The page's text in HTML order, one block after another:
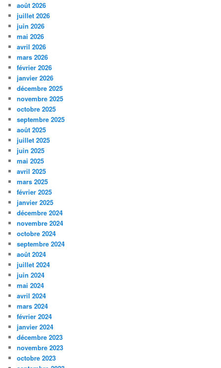
août 2026
juillet 2026
juin 2026
mai 2026
avril 2026
mars 2026
février 2026
janvier 2026
décembre 2025
novembre 2025
octobre 2025
septembre 2025
août 2025
juillet 2025
juin 2025
mai 2025
avril 2025
mars 2025
février 2025
janvier 2025
décembre 2024
novembre 2024
octobre 2024
septembre 2024
août 2024
juillet 2024
juin 2024
mai 2024
avril 2024
mars 2024
février 2024
janvier 2024
décembre 2023
novembre 2023
octobre 2023